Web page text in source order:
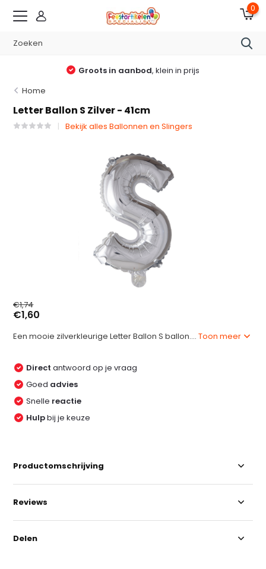
0
Groots in aanbod, klein in prijs
Home
Letter Ballon S Zilver - 41cm
Bekijk alles Ballonnen en Slingers
€1,74
€1,60
Een mooie zilverkleurige Letter Ballon S ballon....Toon meer
Direct antwoord op je vraag
Goed advies
Snelle reactie
Hulpbij je keuze
Productomschrijving
Reviews
Delen